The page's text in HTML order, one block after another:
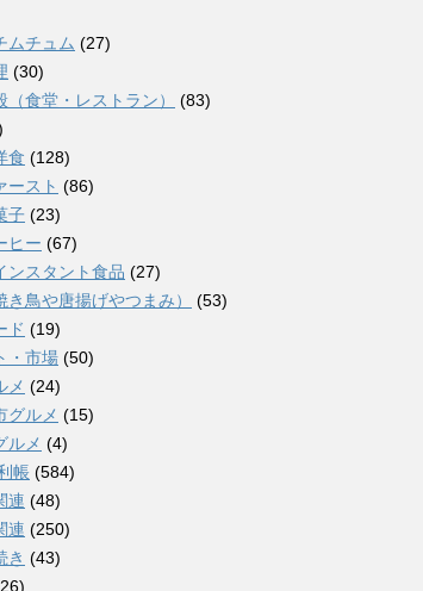
ムチュム (27)
(30)
（食堂・レストラン）
(83)
食 (128)
ースト (86)
子 (23)
ヒー (67)
ンスタント食品 (27)
き鳥や唐揚げやつまみ）
(53)
ド (19)
・市場 (50)
メ (24)
グルメ (15)
ルメ (4)
帳 (584)
連 (48)
連 (250)
き (43)